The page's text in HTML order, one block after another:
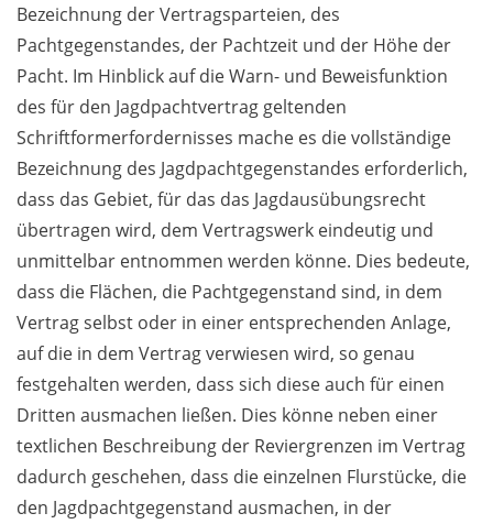
Bezeichnung der Vertragsparteien, des
Pachtgegenstandes, der Pachtzeit und der Höhe der
Pacht. Im Hinblick auf die Warn- und Beweisfunktion
des für den Jagdpachtvertrag geltenden
Schriftformerfordernisses mache es die vollständige
Bezeichnung des Jagdpachtgegenstandes erforderlich,
dass das Gebiet, für das das Jagdausübungsrecht
übertragen wird, dem Vertragswerk eindeutig und
unmittelbar entnommen werden könne. Dies bedeute,
dass die Flächen, die Pachtgegenstand sind, in dem
Vertrag selbst oder in einer entsprechenden Anlage,
auf die in dem Vertrag verwiesen wird, so genau
festgehalten werden, dass sich diese auch für einen
Dritten ausmachen ließen. Dies könne neben einer
textlichen Beschreibung der Reviergrenzen im Vertrag
dadurch geschehen, dass die einzelnen Flurstücke, die
den Jagdpachtgegenstand ausmachen, in der